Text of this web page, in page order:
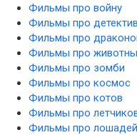
Фильмы про войну
Фильмы про
Фильмы про
Фильмы про
Фильмы про зомби
Фильмы про космос
Фильмы про котов
Фильмы про
Фильмы про лошадей